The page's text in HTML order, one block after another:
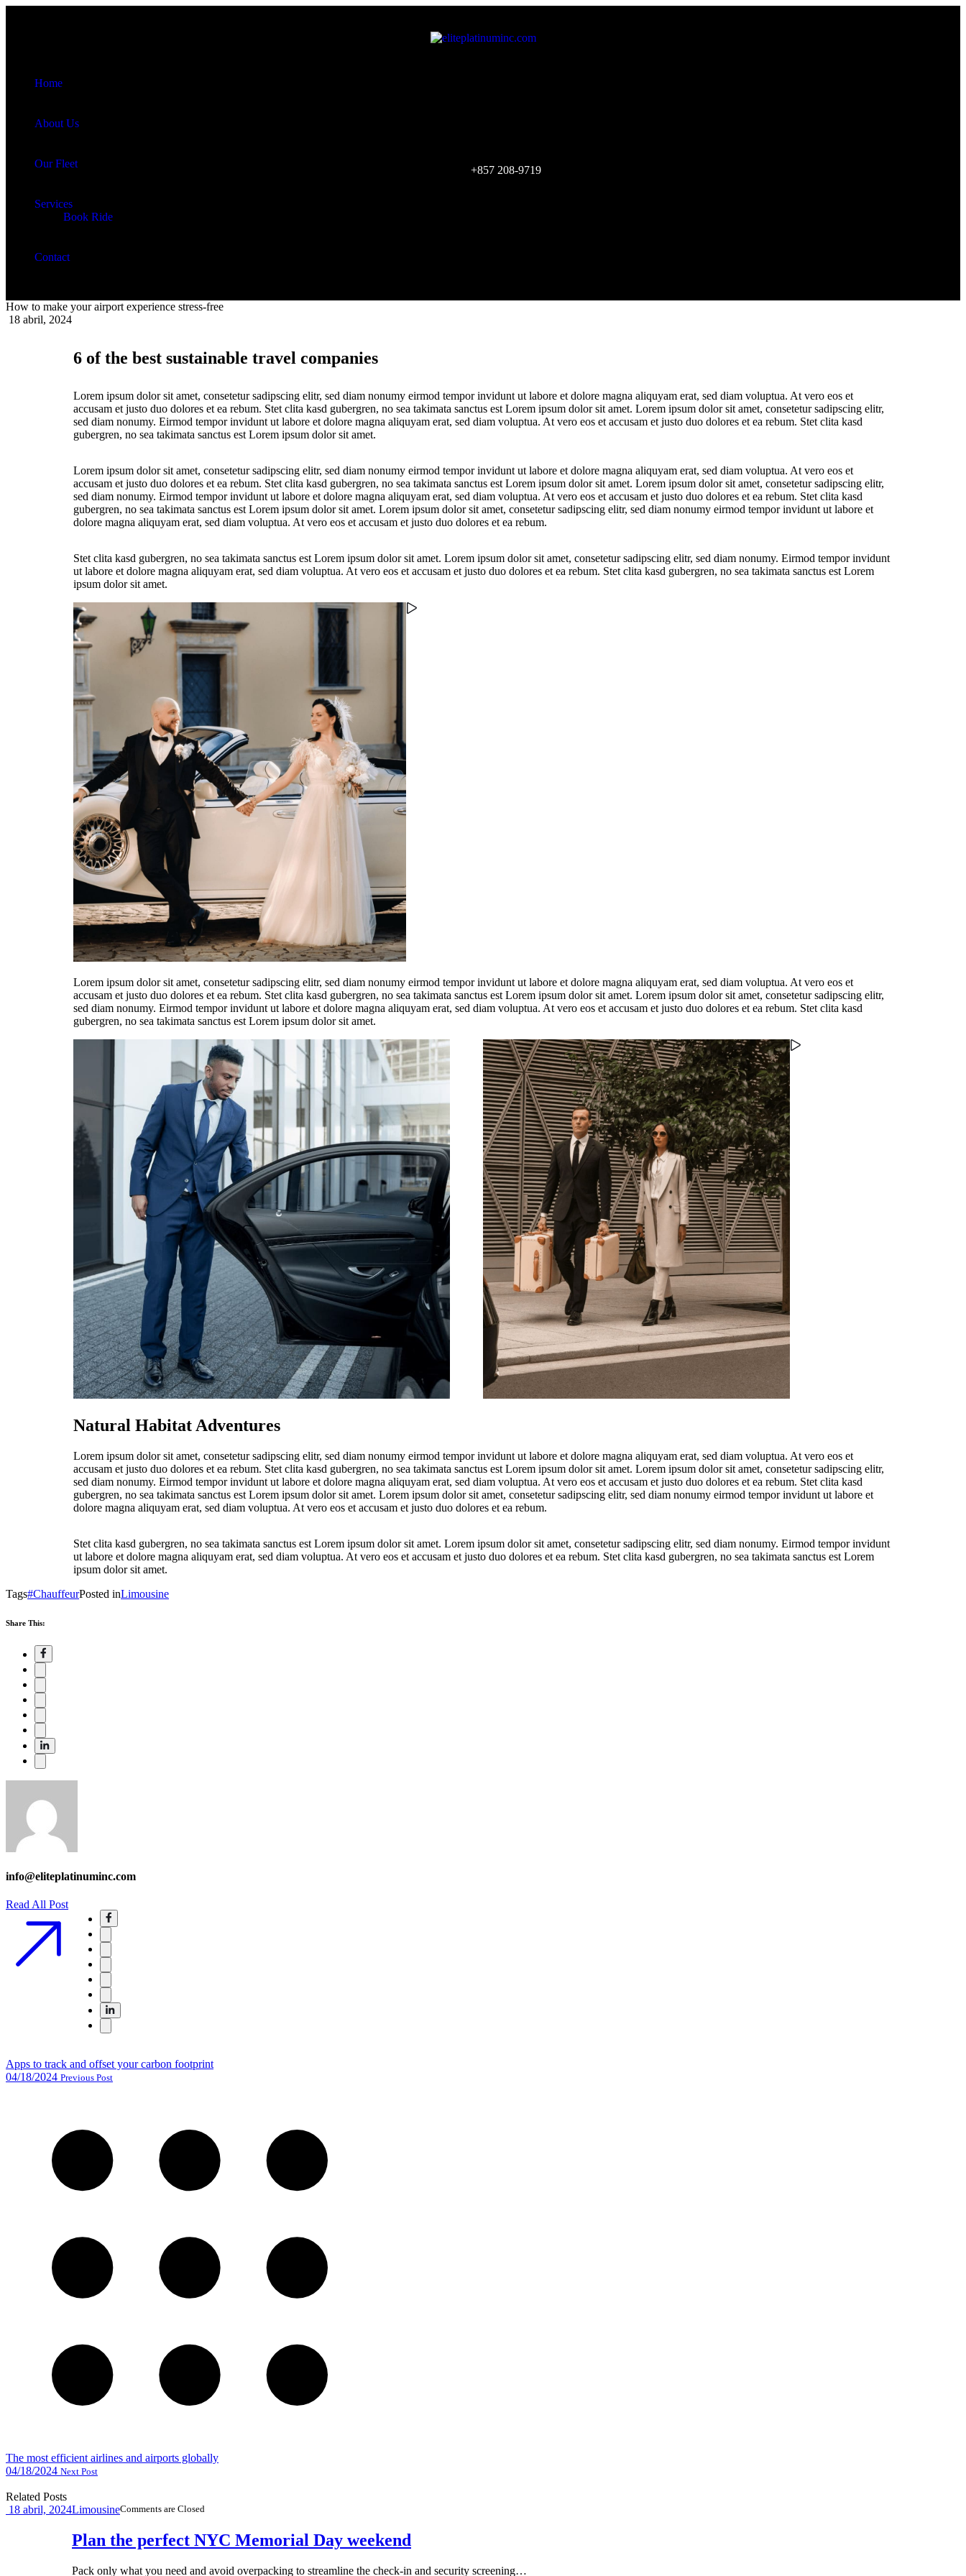
Home
About Us
Our Fleet
Services
Book Ride
Contact
+857 208-9719
How to make your airport experience stress-free
18 abril, 2024
6 of the best sustainable travel companies
Lorem ipsum dolor sit amet, consetetur sadipscing elitr, sed diam nonumy eirmod tempor invidunt ut labore et dolore magna aliquyam erat, sed diam voluptua. At vero eos et
accusam et justo duo dolores et ea rebum. Stet clita kasd gubergren, no sea takimata sanctus est Lorem ipsum dolor sit amet. Lorem ipsum dolor sit amet, consetetur sadipscing elitr,
sed diam nonumy. Eirmod tempor invidunt ut labore et dolore magna aliquyam erat, sed diam voluptua. At vero eos et accusam et justo duo dolores et ea rebum. Stet clita kasd
gubergren, no sea takimata sanctus est Lorem ipsum dolor sit amet.
Lorem ipsum dolor sit amet, consetetur sadipscing elitr, sed diam nonumy eirmod tempor invidunt ut labore et dolore magna aliquyam erat, sed diam voluptua. At vero eos et
accusam et justo duo dolores et ea rebum. Stet clita kasd gubergren, no sea takimata sanctus est Lorem ipsum dolor sit amet. Lorem ipsum dolor sit amet, consetetur sadipscing elitr,
sed diam nonumy. Eirmod tempor invidunt ut labore et dolore magna aliquyam erat, sed diam voluptua. At vero eos et accusam et justo duo dolores et ea rebum. Stet clita kasd
gubergren, no sea takimata sanctus est Lorem ipsum dolor sit amet. Lorem ipsum dolor sit amet, consetetur sadipscing elitr, sed diam nonumy eirmod tempor invidunt ut labore et
dolore magna aliquyam erat, sed diam voluptua. At vero eos et accusam et justo duo dolores et ea rebum.
Stet clita kasd gubergren, no sea takimata sanctus est Lorem ipsum dolor sit amet. Lorem ipsum dolor sit amet, consetetur sadipscing elitr, sed diam nonumy. Eirmod tempor invidunt
ut labore et dolore magna aliquyam erat, sed diam voluptua. At vero eos et accusam et justo duo dolores et ea rebum. Stet clita kasd gubergren, no sea takimata sanctus est Lorem
ipsum dolor sit amet.
Lorem ipsum dolor sit amet, consetetur sadipscing elitr, sed diam nonumy eirmod tempor invidunt ut labore et dolore magna aliquyam erat, sed diam voluptua. At vero eos et
accusam et justo duo dolores et ea rebum. Stet clita kasd gubergren, no sea takimata sanctus est Lorem ipsum dolor sit amet. Lorem ipsum dolor sit amet, consetetur sadipscing elitr,
sed diam nonumy. Eirmod tempor invidunt ut labore et dolore magna aliquyam erat, sed diam voluptua. At vero eos et accusam et justo duo dolores et ea rebum. Stet clita kasd
gubergren, no sea takimata sanctus est Lorem ipsum dolor sit amet.
Natural Habitat Adventures
Lorem ipsum dolor sit amet, consetetur sadipscing elitr, sed diam nonumy eirmod tempor invidunt ut labore et dolore magna aliquyam erat, sed diam voluptua. At vero eos et
accusam et justo duo dolores et ea rebum. Stet clita kasd gubergren, no sea takimata sanctus est Lorem ipsum dolor sit amet. Lorem ipsum dolor sit amet, consetetur sadipscing elitr,
sed diam nonumy. Eirmod tempor invidunt ut labore et dolore magna aliquyam erat, sed diam voluptua. At vero eos et accusam et justo duo dolores et ea rebum. Stet clita kasd
gubergren, no sea takimata sanctus est Lorem ipsum dolor sit amet. Lorem ipsum dolor sit amet, consetetur sadipscing elitr, sed diam nonumy eirmod tempor invidunt ut labore et
dolore magna aliquyam erat, sed diam voluptua. At vero eos et accusam et justo duo dolores et ea rebum.
Stet clita kasd gubergren, no sea takimata sanctus est Lorem ipsum dolor sit amet. Lorem ipsum dolor sit amet, consetetur sadipscing elitr, sed diam nonumy. Eirmod tempor invidunt
ut labore et dolore magna aliquyam erat, sed diam voluptua. At vero eos et accusam et justo duo dolores et ea rebum. Stet clita kasd gubergren, no sea takimata sanctus est Lorem
ipsum dolor sit amet.
Tags#ChauffeurPosted inLimousine
Share This:
info@eliteplatinuminc.com
Read All Post
Apps to track and offset your carbon footprint
04/18/2024 Previous Post
The most efficient airlines and airports globally
04/18/2024 Next Post
Related Posts
18 abril, 2024LimousineComments are Closed
Plan the perfect NYC Memorial Day weekend
Pack only what you need and avoid overpacking to streamline the check-in and security screening…